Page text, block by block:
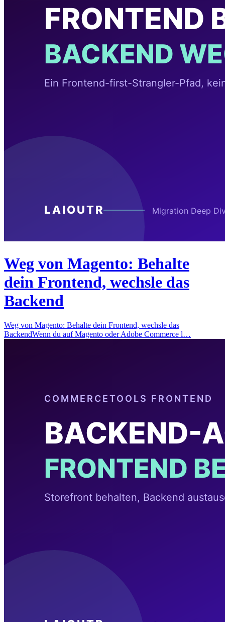
Weg von Magento: Behalte
dein Frontend, wechsle das
Backend
Weg von Magento: Behalte dein Frontend, wechsle das
BackendWenn du auf Magento oder Adobe Commerce l…